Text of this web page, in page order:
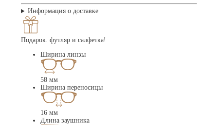
Информация о доставке
Подарок: футляр и салфетка!
Ширина линзы
58 мм
Ширина переносицы
16 мм
Длина заушника